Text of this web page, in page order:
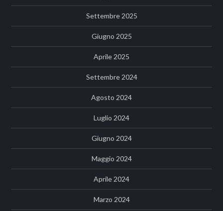
Settembre 2025
Giugno 2025
Aprile 2025
Settembre 2024
Agosto 2024
Luglio 2024
Giugno 2024
Maggio 2024
Aprile 2024
Marzo 2024